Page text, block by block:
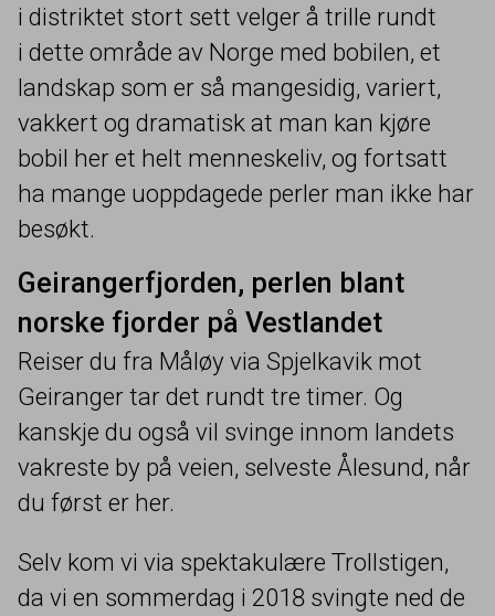
i distriktet stort sett velger å trille rundt
i dette område av Norge med bobilen, et
landskap som er så mangesidig, variert,
vakkert og dramatisk at man kan kjøre
bobil her et helt menneskeliv, og fortsatt
ha mange uoppdagede perler man ikke har
besøkt.
Geirangerfjorden, perlen blant
norske fjorder på Vestlandet
Reiser du fra Måløy via Spjelkavik mot
Geiranger tar det rundt tre timer. Og
kanskje du også vil svinge innom landets
vakreste by på veien, selveste Ålesund, når
du først er her.
Selv kom vi via spektakulære Trollstigen,
da vi en sommerdag i 2018 svingte ned de